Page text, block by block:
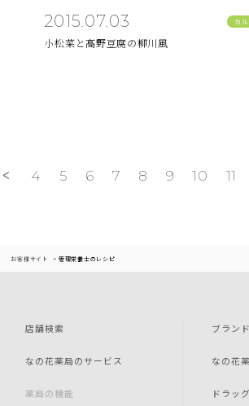
2015.07.03 カ
小松菜と高野豆腐の柳川風
4 5 6 7 8 9 10 11
お客様サイト 管理栄養士のレシピ
店舗検索
なの花薬局のサービス
薬局の機能
ブラン
なの花
ドラッ